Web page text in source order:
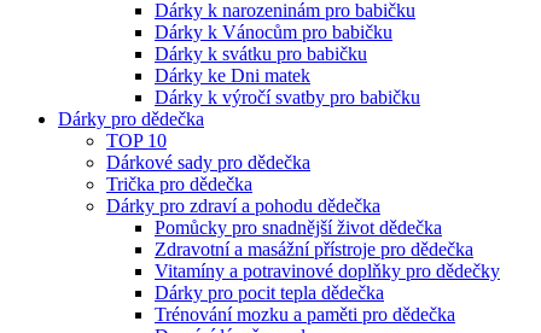
Dárky k narozeninám pro babičku
Dárky k Vánocům pro babičku
Dárky k svátku pro babičku
Dárky ke Dni matek
Dárky k výročí svatby pro babičku
Dárky pro dědečka
TOP 10
Dárkové sady pro dědečka
Trička pro dědečka
Dárky pro zdraví a pohodu dědečka
Pomůcky pro snadnější život dědečka
Zdravotní a masážní přístroje pro dědečka
Vitamíny a potravinové doplňky pro dědečky
Dárky pro pocit tepla dědečka
Trénování mozku a paměti pro dědečka